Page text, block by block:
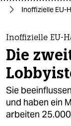

themen
politik
öko
gesellschaft
Inoffizielle EU-
Inoffizielle EU-
Die
Sie
und haben ein
arbeiten